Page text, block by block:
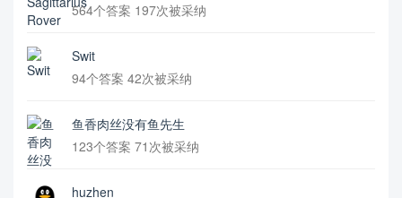
564个答案 197次被采纳
Swit
94个答案 42次被采纳
鱼香肉丝没有鱼先生
123个答案 71次被采纳
huzhen